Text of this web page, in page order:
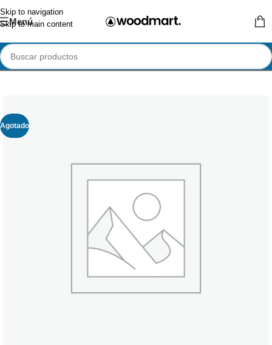
Skip to navigation
Skip to main content
Menú
Agotado